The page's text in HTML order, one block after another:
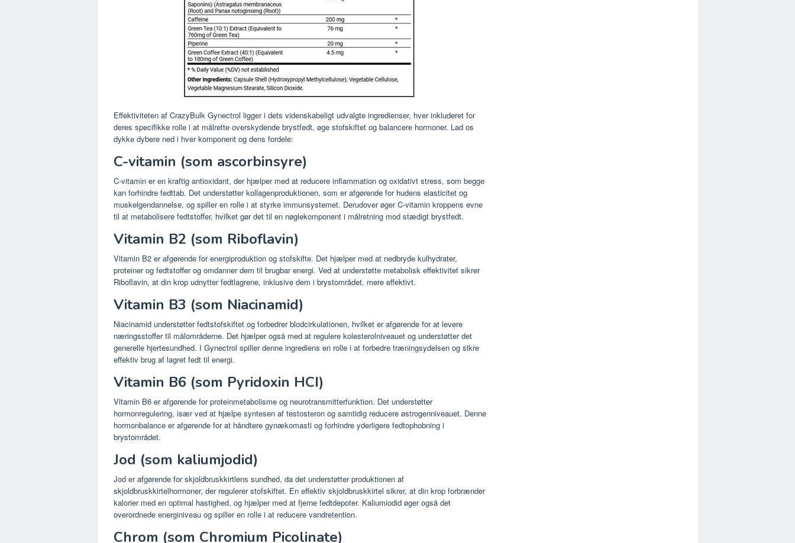
Effektiviteten af ​​CrazyBulk Gynectrol ligger i dets videnskabeligt udvalgte ingredienser, hver inkluderet for
deres specifikke rolle i at målrette overskydende brystfedt, øge stofskiftet og balancere hormoner. Lad os
dykke dybere ned i hver komponent og dens fordele:
C-vitamin (som ascorbinsyre)
C-vitamin er en kraftig antioxidant, der hjælper med at reducere inflammation og oxidativt stress, som begge
kan forhindre fedttab. Det understøtter kollagenproduktionen, som er afgørende for hudens elasticitet og
muskelgendannelse, og spiller en rolle i at styrke immunsystemet. Derudover øger C-vitamin kroppens evne
til at metabolisere fedtstoffer, hvilket gør det til en nøglekomponent i målretning mod stædigt brystfedt.
Vitamin B2 (som Riboflavin)
Vitamin B2 er afgørende for energiproduktion og stofskifte. Det hjælper med at nedbryde kulhydrater,
proteiner og fedtstoffer og omdanner dem til brugbar energi. Ved at understøtte metabolisk effektivitet sikrer
Riboflavin, at din krop udnytter fedtlagrene, inklusive dem i brystområdet, mere effektivt.
Vitamin B3 (som Niacinamid)
Niacinamid understøtter fedtstofskiftet og forbedrer blodcirkulationen, hvilket er afgørende for at levere
næringsstoffer til målområderne. Det hjælper også med at regulere kolesterolniveauet og understøtter det
generelle hjertesundhed. I Gynectrol spiller denne ingrediens en rolle i at forbedre træningsydelsen og sikre
effektiv brug af lagret fedt til energi.
Vitamin B6 (som Pyridoxin HCI)
Vitamin B6 er afgørende for proteinmetabolisme og neurotransmitterfunktion. Det understøtter
hormonregulering, især ved at hjælpe syntesen af ​​testosteron og samtidig reducere østrogenniveauet. Denne
hormonbalance er afgørende for at håndtere gynækomasti og forhindre yderligere fedtophobning i
brystområdet.
Jod (som kaliumjodid)
Jod er afgørende for skjoldbruskkirtlens sundhed, da det understøtter produktionen af ​​
skjoldbruskkirtelhormoner, der regulerer stofskiftet. En effektiv skjoldbruskkirtel sikrer, at din krop forbrænder
kalorier med en optimal hastighed, og hjælper med at fjerne fedtdepoter. Kaliumiodid øger også det
overordnede energiniveau og spiller en rolle i at reducere vandretention.
Chrom (som Chromium Picolinate)